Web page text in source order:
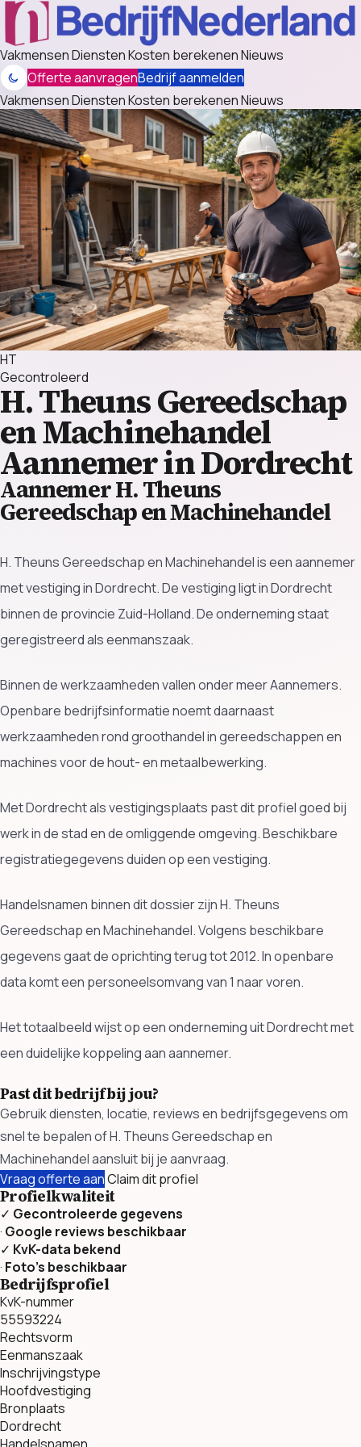
VakmensenDienstenKosten berekenenNieuws
Offerte aanvragenBedrijf aanmelden
VakmensenDienstenKosten berekenenNieuws
HT
Gecontroleerd
H. Theuns Gereedschap
en Machinehandel
Aannemer in Dordrecht
Aannemer H. Theuns
Gereedschap en Machinehandel
H. Theuns Gereedschap en Machinehandel is een aannemer
met vestiging in Dordrecht. De vestiging ligt in Dordrecht
binnen de provincie Zuid-Holland. De onderneming staat
geregistreerd als eenmanszaak.
Binnen de werkzaamheden vallen onder meer Aannemers.
Openbare bedrijfsinformatie noemt daarnaast
werkzaamheden rond groothandel in gereedschappen en
machines voor de hout- en metaalbewerking.
Met Dordrecht als vestigingsplaats past dit profiel goed bij
werk in de stad en de omliggende omgeving. Beschikbare
registratiegegevens duiden op een vestiging.
Handelsnamen binnen dit dossier zijn H. Theuns
Gereedschap en Machinehandel. Volgens beschikbare
gegevens gaat de oprichting terug tot 2012. In openbare
data komt een personeelsomvang van 1 naar voren.
Het totaalbeeld wijst op een onderneming uit Dordrecht met
een duidelijke koppeling aan aannemer.
Past dit bedrijf bij jou?
Gebruik diensten, locatie, reviews en bedrijfsgegevens om
snel te bepalen of H. Theuns Gereedschap en
Machinehandel aansluit bij je aanvraag.
Vraag offerte aanClaim dit profiel
Profielkwaliteit
✓ Gecontroleerde gegevens
· Google reviews beschikbaar
✓ KvK-data bekend
· Foto’s beschikbaar
Bedrijfsprofiel
KvK-nummer
55593224
Rechtsvorm
Eenmanszaak
Inschrijvingstype
Hoofdvestiging
Bronplaats
Dordrecht
Handelsnamen